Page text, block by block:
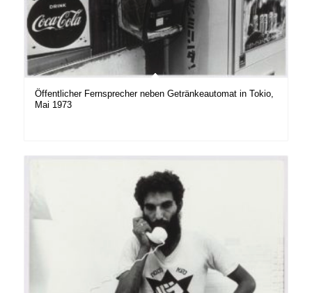
Öffentlicher Fernsprecher neben Getränkeautomat in Tokio,
Mai 1973